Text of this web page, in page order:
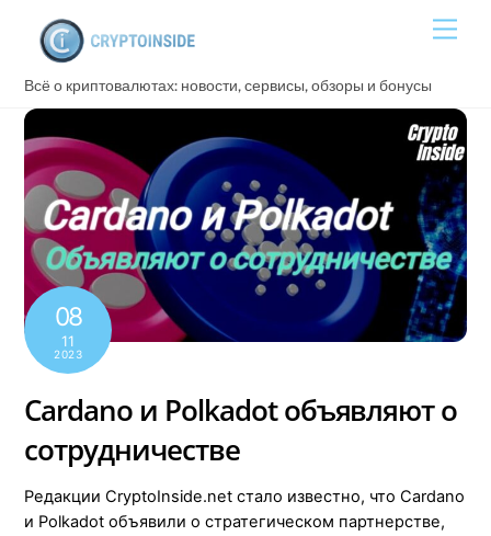
content
Всё о криптовалютах: новости, сервисы, обзоры и бонусы
08
11
2023
Cardano и Polkadot объявляют о
сотрудничестве
Редакции CryptoInside.net стало известно, что Cardano
и Polkadot объявили о стратегическом партнерстве,